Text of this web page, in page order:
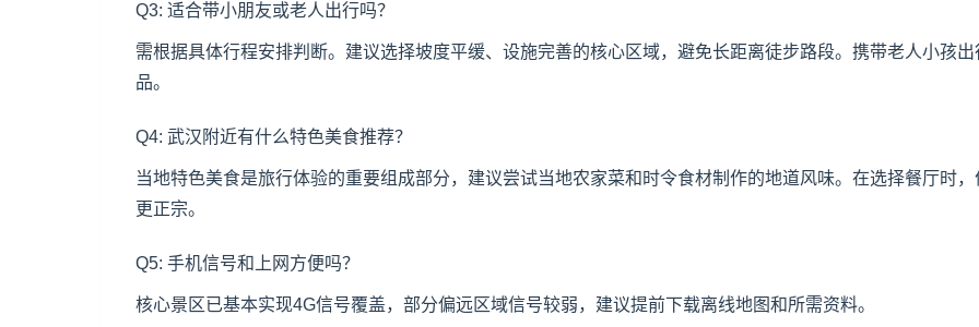
Q3: 适合带小朋友或老人出行吗？
需根据具体行程安排判断。建议选择坡度平缓、设施完善的核心区域，避免长距离徒步路段。携带老人小孩
品。
Q4: 武汉附近有什么特色美食推荐？
当地特色美食是旅行体验的重要组成部分，建议尝试当地农家菜和时令食材制作的地道风味。在选择餐厅时
更正宗。
Q5: 手机信号和上网方便吗？
核心景区已基本实现4G信号覆盖，部分偏远区域信号较弱，建议提前下载离线地图和所需资料。